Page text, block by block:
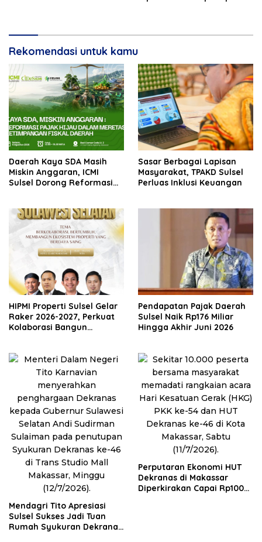
Rekomendasi untuk kamu
Daerah Kaya SDA Masih
Miskin Anggaran, ICMI
Sulsel Dorong Reformasi
Sasar Berbagai Lapisan
Masyarakat, TPAKD Sulsel
Perluas Inklusi Keuangan
HIPMI Properti Sulsel Gelar
Raker 2026-2027, Perkuat
Kolaborasi Bangun
Pendapatan Pajak Daerah
Sulsel Naik Rp176 Miliar
Hingga Akhir Juni 2026
Mendagri Tito Apresiasi
Sulsel Sukses Jadi Tuan
Rumah Syukuran Dekranas
Perputaran Ekonomi HUT
Dekranas di Makassar
Diperkirakan Capai Rp100